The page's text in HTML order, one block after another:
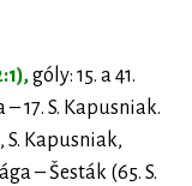
góly: 15. a 41.
17. S. Kapusniak.
S. Kapusniak,
– Šesták (65. S.